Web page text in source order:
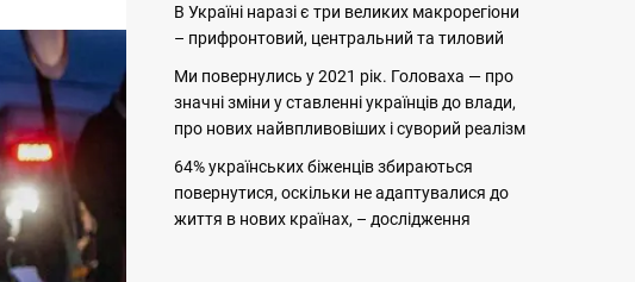
В Україні наразі є три великих макрорегіони
– прифронтовий, центральний та тиловий
Ми повернулись у 2021 рік. Головаха — про
значні зміни у ставленні українців до влади,
про нових найвпливовіших і суворий реалізм
64% українських біженців збираються
повернутися, оскільки не адаптувалися до
життя в нових країнах, – дослідження